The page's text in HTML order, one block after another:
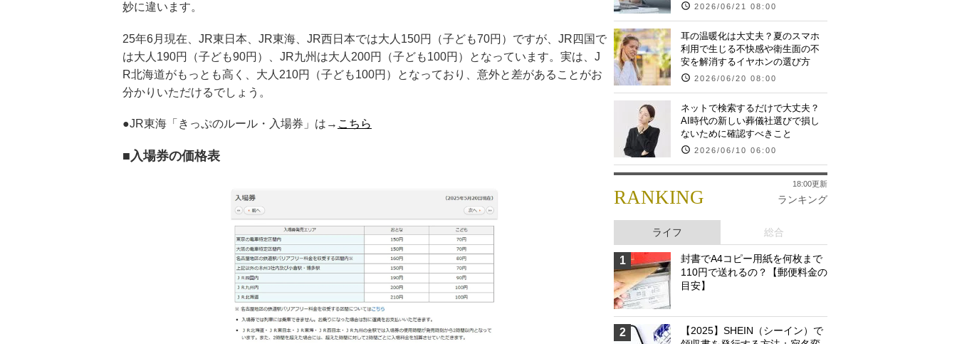
妙に違います。
25年6月現在、JR東日本、JR東海、JR西日本では大人150円（子ども70円）ですが、JR四国で
は大人190円（子ども90円）、JR九州は大人200円（子ども100円）となっています。実は、J
R北海道がもっとも高く、大人210円（子ども100円）となっており、意外と差があることがお
分かりいただけるでしょう。
●JR東海「きっぷのルール・入場券」は→ こちら
■入場券の価格表
2026/06/21 08:00
耳の温暖化は大丈夫？夏のスマホ
利用で生じる不快感や衛生面の不
安を解消するイヤホンの選び方
2026/06/20 08:00
ネットで検索するだけで大丈夫？
AI時代の新しい葬儀社選びで損し
ないために確認すべきこと
2026/06/10 06:00
RANKING ランキング
18:00更新
ライフ 総合
1
封書でA4コピー用紙を何枚まで
110円で送れるの？【郵便料金の
目安】
2
【2025】SHEIN（シーイン）で